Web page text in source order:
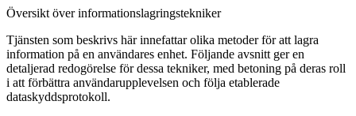
Översikt över informationslagringstekniker
Tjänsten som beskrivs här innefattar olika metoder för att lagra
information på en användares enhet. Följande avsnitt ger en
detaljerad redogörelse för dessa tekniker, med betoning på deras roll
i att förbättra användarupplevelsen och följa etablerade
dataskyddsprotokoll.